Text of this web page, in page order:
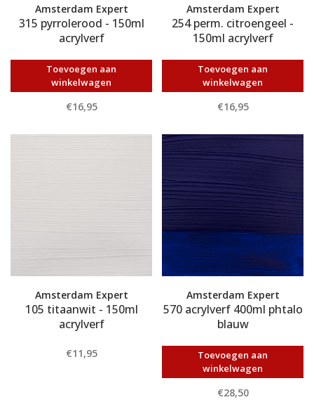
Amsterdam Expert
315 pyrrolerood - 150ml
acrylverf
Toevoegen aan
winkelwagen
€16,95
Amsterdam Expert
254 perm. citroengeel -
150ml acrylverf
Toevoegen aan
winkelwagen
€16,95
Amsterdam Expert
105 titaanwit - 150ml
acrylverf
€11,95
Amsterdam Expert
570 acrylverf 400ml phtalo
blauw
Toevoegen aan
winkelwagen
€28,50